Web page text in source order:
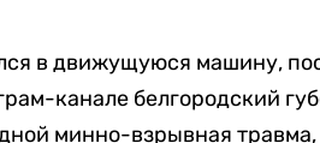
в движущуюся машину,
канале белгородский
минно-взрывная травма,